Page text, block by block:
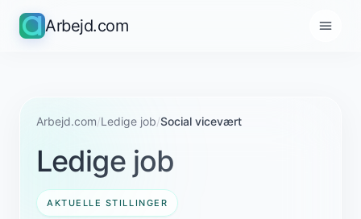
Arbejd.com
Arbejd.com/Ledige job/Social vicevært
Ledige job
AKTUELLE STILLINGER